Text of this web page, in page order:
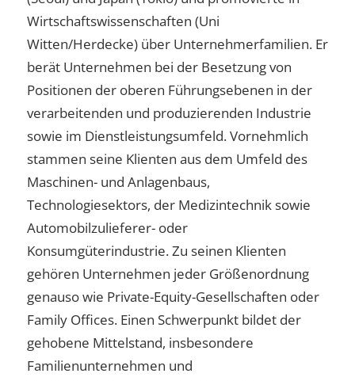
Wirtschaftswissenschaften (Uni
Witten/Herdecke) über Unternehmerfamilien. Er
berät Unternehmen bei der Besetzung von
Positionen der oberen Führungsebenen in der
verarbeitenden und produzierenden Industrie
sowie im Dienstleistungsumfeld. Vornehmlich
stammen seine Klienten aus dem Umfeld des
Maschinen- und Anlagenbaus,
Technologiesektors, der Medizintechnik sowie
Automobilzulieferer- oder
Konsumgüterindustrie. Zu seinen Klienten
gehören Unternehmen jeder Größenordnung
genauso wie Private-Equity-Gesellschaften oder
Family Offices. Einen Schwerpunkt bildet der
gehobene Mittelstand, insbesondere
Familienunternehmen und